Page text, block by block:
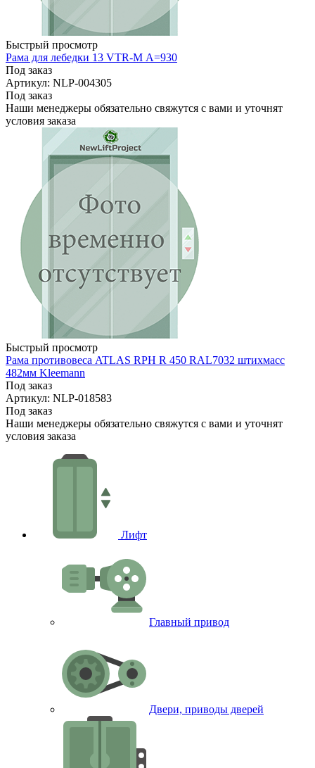
Быстрый просмотр
Рама для лебедки 13 VTR-M А=930
Под заказ
Артикул: NLP-004305
Под заказ
Наши менеджеры обязательно свяжутся с вами и уточнят
условия заказа
Быстрый просмотр
Рама противовеса ATLAS RPH R 450 RAL7032 штихмасс
482мм Kleemann
Под заказ
Артикул: NLP-018583
Под заказ
Наши менеджеры обязательно свяжутся с вами и уточнят
условия заказа
Лифт
Главный привод
Двери, приводы дверей